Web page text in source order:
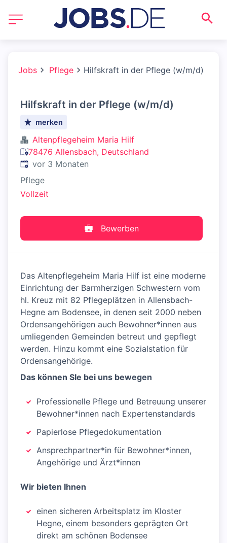
Jobs Pflege Hilfskraft in der Pflege (w/m/d)
Hilfskraft in der Pflege (w/m/d)
merken
Altenpflegeheim Maria Hilf
78476 Allensbach, Deutschland
Veröffentlicht:
vor 3 Monaten
Pflege
Vollzeit
Bewerben
Das Altenpflegeheim Maria Hilf ist eine moderne
Einrichtung der Barmherzigen Schwestern vom
hl. Kreuz mit 82 Pflegeplätzen in Allensbach-
Hegne am Bodensee, in denen seit 2000 neben
Ordensangehörigen auch Bewohner*innen aus
umliegenden Gemeinden betreut und gepflegt
werden. Hinzu kommt eine Sozialstation für
Ordensangehörige.
Das können SIe bei uns bewegen
Professionelle Pflege und Betreuung unserer
Bewohner*innen nach Expertenstandards
Papierlose Pflegedokumentation
Ansprechpartner*in für Bewohner*innen,
Angehörige und Ärzt*innen
Wir bieten Ihnen
einen sicheren Arbeitsplatz im Kloster
Hegne, einem besonders geprägten Ort
direkt am schönen Bodensee